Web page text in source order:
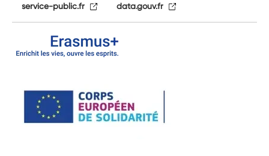
service-public.fr data.gouv.fr